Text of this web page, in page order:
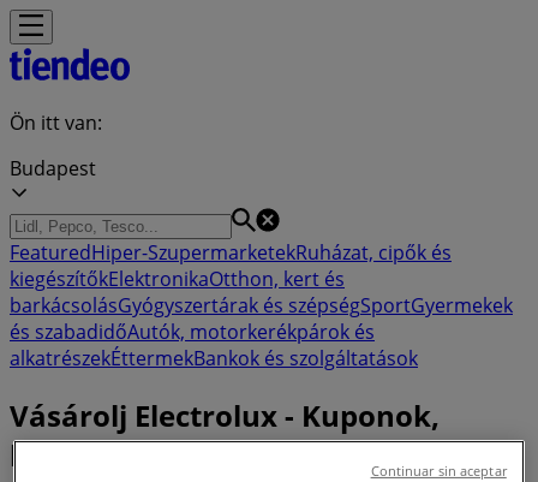
Ön itt van:
Budapest
FeaturedHiper-SzupermarketekRuházat, cipők és
kiegészítőkElektronikaOtthon, kert és
barkácsolásGyógyszertárak és szépségSportGyermekek
és szabadidőAutók, motorkerékpárok és
alkatrészekÉttermekBankok és szolgáltatások
Vásárolj Electrolux - Kuponok,
kínálatok & Szórólap (1)
Continuar sin aceptar